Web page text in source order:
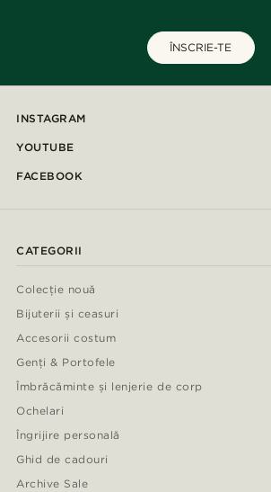
ÎNSCRIE-TE
INSTAGRAM
YOUTUBE
FACEBOOK
CATEGORII
Colecție nouă
Bijuterii și ceasuri
Accesorii costum
Genți & Portofele
Îmbrăcăminte și lenjerie de corp
Ochelari
Îngrijire personală
Ghid de cadouri
Archive Sale